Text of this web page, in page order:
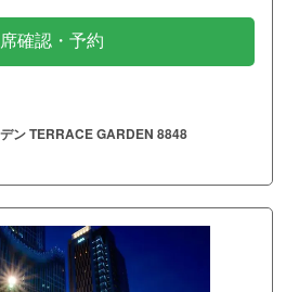
確認・予約
ン TERRACE GARDEN 8848